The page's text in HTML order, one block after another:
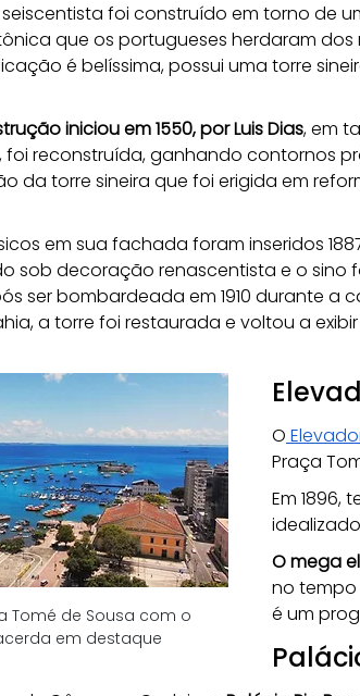
foi construído em torno de
que os portugueses herdaram dos
é belíssima, possui uma torre
iniciou em 1550, por Luis Dias, em
foi reconstruída, ganhando contornos
da torre sineira que foi erigida em
em sua fachada foram inseridos
sob decoração renascentista e o sino
ser bombardeada em 1910 durante a
a torre foi restaurada e voltou a
Tomé de Sousa com o
em destaque
O
Praça
Em 1896,
O mega
no tempo
é um